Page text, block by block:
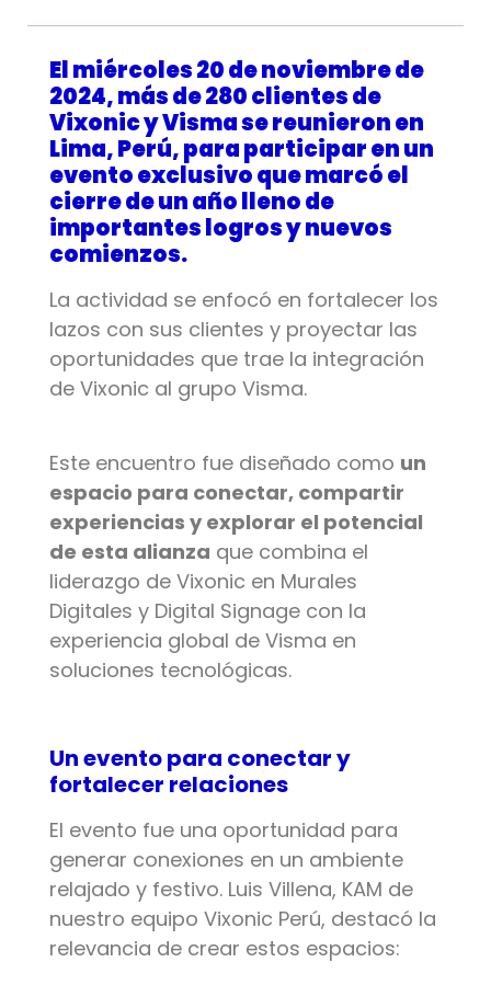
El miércoles 20 de noviembre de
2024, más de 280 clientes de
Vixonic y Visma se reunieron en
Lima, Perú, para participar en un
evento exclusivo que marcó el
cierre de un año lleno de
importantes logros y nuevos
comienzos.
La actividad se enfocó en fortalecer los
lazos con sus clientes y proyectar las
oportunidades que trae la integración
de Vixonic al grupo Visma.
Este encuentro fue diseñado como un
espacio para conectar, compartir
experiencias y explorar el potencial
de esta alianza que combina el
liderazgo de Vixonic en Murales
Digitales y Digital Signage con la
experiencia global de Visma en
soluciones tecnológicas.
Un evento para conectar y
fortalecer relaciones
El evento fue una oportunidad para
generar conexiones en un ambiente
relajado y festivo. Luis Villena, KAM de
nuestro equipo Vixonic Perú, destacó la
relevancia de crear estos espacios: